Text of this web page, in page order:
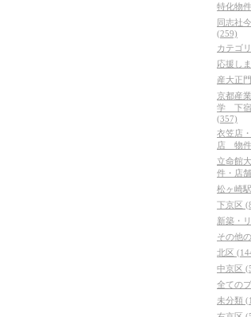
特化物
同志社
(259)
カテゴ
応援し
産大正
京都産
学 下宿
(357)
衣笠店
店 物件
立命館
件・店
松ヶ崎
下京区
新築・
その他
北区
中京区
全ての
未分類